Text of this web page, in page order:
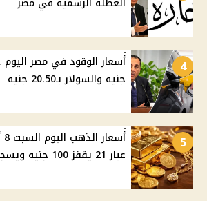
4
جنيه والسولار بـ20.50 جنيه
5
عيار 21 يقفز 100 جنيه ويسجل 6090 جنيهًا